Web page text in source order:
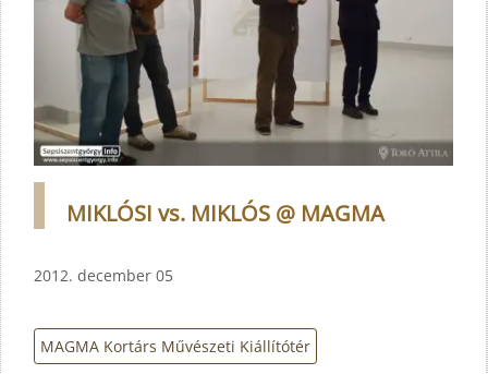
MIKLÓSI vs. MIKLÓS @ MAGMA
2012. december 05
MAGMA Kortárs Művészeti Kiállítótér